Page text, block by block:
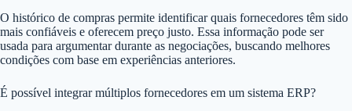
O histórico de compras permite identificar quais fornecedores têm sido
mais confiáveis e oferecem preço justo. Essa informação pode ser
usada para argumentar durante as negociações, buscando melhores
condições com base em experiências anteriores.
É possível integrar múltiplos fornecedores em um sistema ERP?